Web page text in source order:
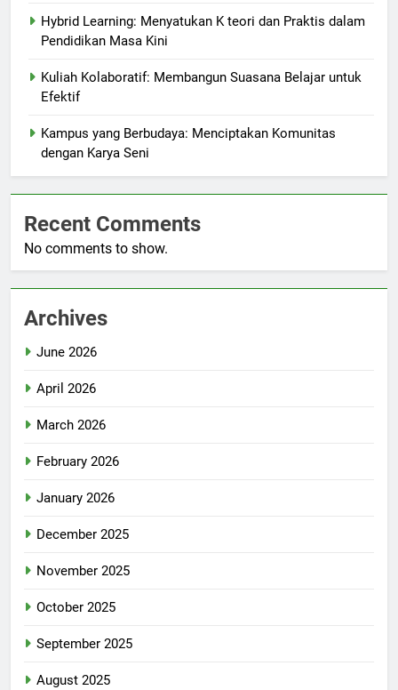
Hybrid Learning: Menyatukan K teori dan Praktis dalam
Pendidikan Masa Kini
Kuliah Kolaboratif: Membangun Suasana Belajar untuk
Efektif
Kampus yang Berbudaya: Menciptakan Komunitas
dengan Karya Seni
Recent Comments
No comments to show.
Archives
June 2026
April 2026
March 2026
February 2026
January 2026
December 2025
November 2025
October 2025
September 2025
August 2025